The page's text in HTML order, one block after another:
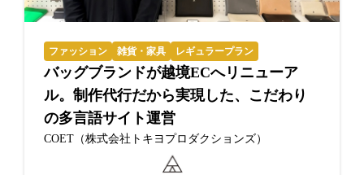
ファッション 雑貨・家具 レギュラープラン
バッグブランドが越境ECへリニューア
ル。制作代行だから実現した、こだわり
の多言語サイト運営
COET（株式会社トキヨプロダクションズ）